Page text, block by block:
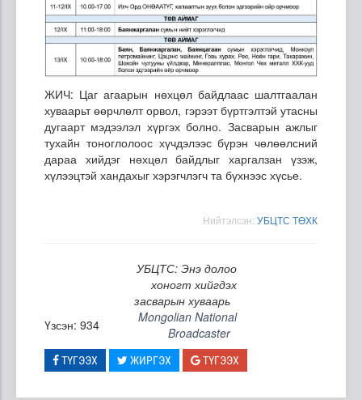
ЖИЧ: Цаг агаарын нөхцөл байдлаас шалтгаалан
хуваарьт өөрчлөлт орвол, гэрээт бүртгэлтэй утасны
дугаарт мэдээлэл хүргэх болно. Засварын ажлыг
тухайн тоноглолоос хүчдэлээс бүрэн чөлөөлсний
дараа хийдэг нөхцөл байдлыг харгалзан үзэж,
хүлээцтэй хандахыг хэрэгчлэгч та бүхнээс хүсье.
Нийтэлсэн: УБЦТС ТӨХК
УБЦТС: Энэ долоо
хоногт хийгдэх
засварын хуваарь
Үзсэн: 934
Mongolian National
Broadcaster
ТҮГЭЭХ ЖИРГЭХ ТҮГЭЭХ